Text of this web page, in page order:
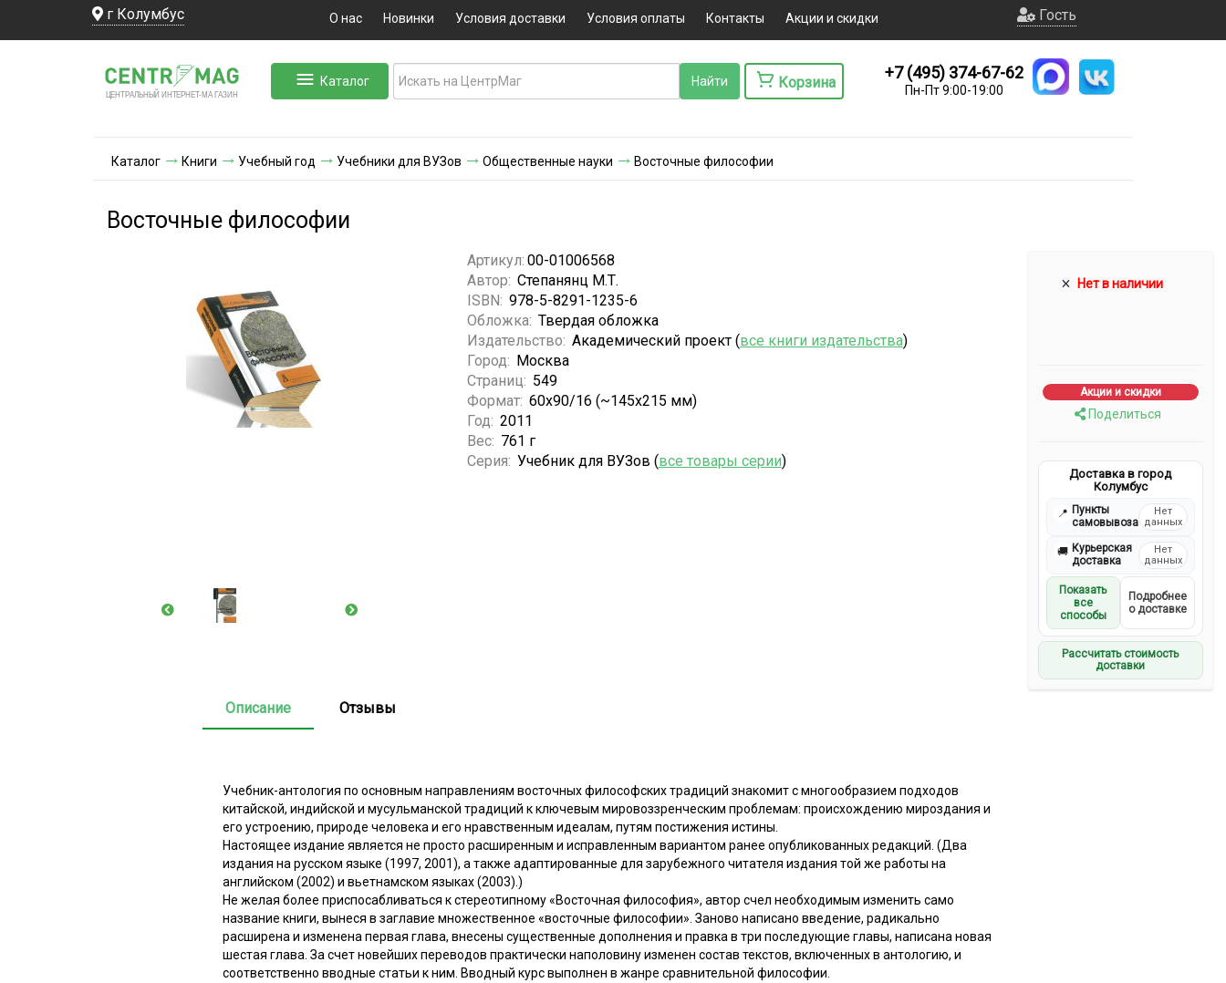
г Колумбус О нас Новинки Условия доставки Условия оплаты Контакты Акции и скидки Гость
ЦЕНТРАЛЬНЫЙ ИНТЕРНЕТ-МА ГАЗИН
Каталог Корзина
+7 (495) 374-67-62
Пн-Пт 9:00-19:00
Каталог Книги Учебный год Учебники для ВУЗов Общественные науки Восточные философии
Восточные философии
Нет в наличии
Акции и скидки
Поделиться
Доставка в город
Колумбус
📍 Пункты
самовывоза
Нет
данных
🚚 Курьерская
доставка
Нет
данных
Показать
все
способы
Подробнее
о доставке
Рассчитать стоимость
доставки
Артикул: 00-01006568
Автор: Степанянц М.Т.
ISBN: 978-5-8291-1235-6
Обложка: Твердая обложка
Издательство: Академический проект (все книги издательства)
Город: Москва
Страниц: 549
Формат: 60x90/16 (~145х215 мм)
Год: 2011
Вес: 761 г
Серия: Учебник для ВУЗов (все товары серии)
Описание Отзывы
Учебник-антология по основным направлениям восточных философских традиций знакомит с многообразием подходов
китайской, индийской и мусульманской традиций к ключевым мировоззренческим проблемам: происхождению мироздания и
его устроению, природе человека и его нравственным идеалам, путям постижения истины.
Настоящее издание является не просто расширенным и исправленным вариантом ранее опубликованных редакций. (Два
издания на русском языке (1997, 2001), а также адаптированные для зарубежного читателя издания той же работы на
английском (2002) и вьетнамском языках (2003).)
Не желая более приспосабливаться к стереотипному «Восточная философия», автор счел необходимым изменить само
название книги, вынеся в заглавие множественное «восточные философии». Заново написано введение, радикально
расширена и изменена первая глава, внесены существенные дополнения и правка в три последующие главы, написана новая
шестая глава. За счет новейших переводов практически наполовину изменен состав текстов, включенных в антологию, и
соответственно вводные статьи к ним. Вводный курс выполнен в жанре сравнительной философии.